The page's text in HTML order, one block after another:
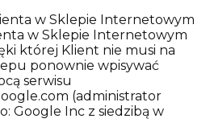
w Sklepie Internetowym
w Sklepie Internetowym
której Klient nie musi na
ponownie wpisywać
serwisu
(administrator
Google Inc z siedzibą w